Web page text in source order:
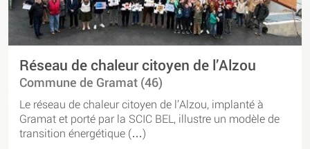
Réseau de chaleur citoyen de l’Alzou
Commune de Gramat (46)
Le réseau de chaleur citoyen de l’Alzou, implanté à
Gramat et porté par la SCIC BEL, illustre un modèle de
transition énergétique (…)